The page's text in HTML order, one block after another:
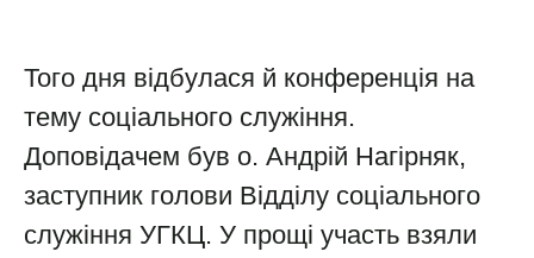
Того дня відбулася й конференція на
тему соціального служіння.
Доповідачем був о. Андрій Нагірняк,
заступник голови Відділу соціального
служіння УГКЦ. У прощі участь взяли